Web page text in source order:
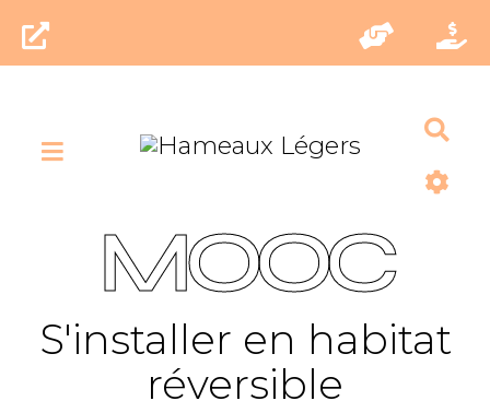
MOOC
S'installer en habitat
réversible